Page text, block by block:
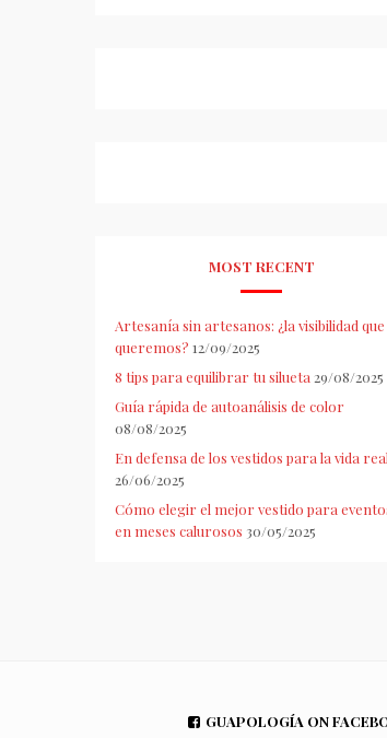
MOST RECENT
Artesanía sin artesanos: ¿la visibilidad que
queremos? 12/09/2025
8 tips para equilibrar tu silueta 29/08/2025
Guía rápida de autoanálisis de color
08/08/2025
En defensa de los vestidos para la vida real
26/06/2025
Cómo elegir el mejor vestido para
en meses calurosos 30/05/2025
GUAPOLOGÍA ON